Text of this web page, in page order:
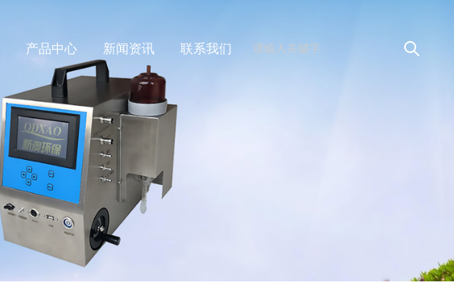
产品中心 新闻资讯 联系我们